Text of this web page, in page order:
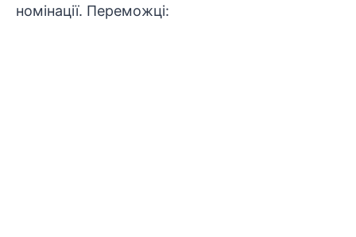
номінації. Переможці: